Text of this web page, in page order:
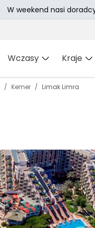
Wczasy Kraje
Kemer Limak Limra
W weekend nasi